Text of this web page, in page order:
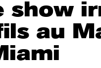
show
au